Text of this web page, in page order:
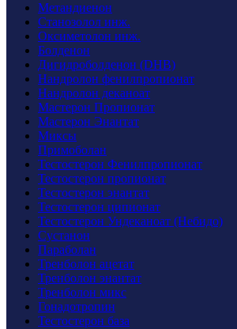
Метандиенон
Станозолол инж.
Оксиметолон инж.
Болденон
Дигидроболденон (DHB)
Нандролон фенилпропионат
Нандролон деканоат
Мастерон Пропионат
Мастерон Энантат
Миксы
Примоболан
Тестостерон Фенилпропионат
Тестостерон пропионат
Тестостерон энантат
Тестостерон ципионат
Тестостерон Ундеканоат (Небидо)
Cустанон
Параболан
Тренболон ацетат
Тренболон энантат
Тренболон микс
Гонадотропин
Тестостерон база